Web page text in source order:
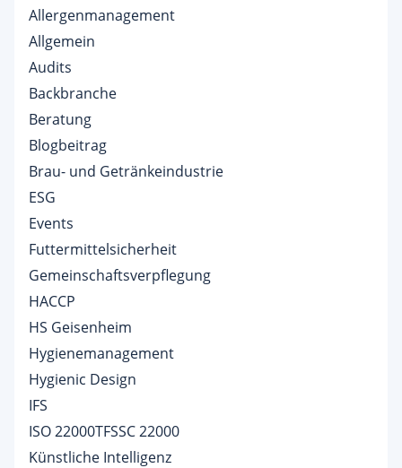
Allergenmanagement
Allgemein
Audits
Backbranche
Beratung
Blogbeitrag
Brau- und Getränkeindustrie
ESG
Events
Futtermittelsicherheit
Gemeinschaftsverpflegung
HACCP
HS Geisenheim
Hygienemanagement
Hygienic Design
IFS
ISO 22000TFSSC 22000
Künstliche Intelligenz